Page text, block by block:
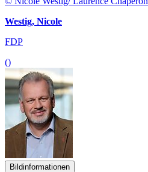
Westig, Nicole
FDP
()
Bildinformationen